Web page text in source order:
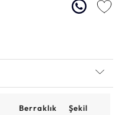
Berraklık Şekil